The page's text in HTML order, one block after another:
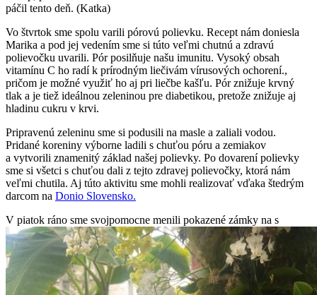
páčil tento deň. (Katka)
Vo štvrtok sme spolu varili pórovú polievku. Recept nám doniesla
Marika a pod jej vedením sme si túto veľmi chutnú a zdravú
polievočku uvarili. Pór posilňuje našu imunitu. Vysoký obsah
vitamínu C ho radí k prírodným liečivám vírusových ochorení.,
pričom je možné využiť ho aj pri liečbe kašľu. Pór znižuje krvný
tlak a je tiež ideálnou zeleninou pre diabetikou, pretože znižuje aj
hladinu cukru v krvi.
Pripravenú zeleninu sme si podusili na masle a zaliali vodou.
Pridané koreniny výborne ladili s chuťou póru a zemiakov
a vytvorili znamenitý základ našej polievky. Po dovarení polievky
sme si všetci s chuťou dali z tejto zdravej polievočky, ktorá nám
veľmi chutila. Aj túto aktivitu sme mohli realizovať vďaka štedrým
darcom na Donio Slovensko.
V piatok ráno sme svojpomocne menili pokazené zámky na s